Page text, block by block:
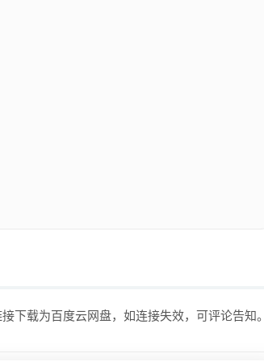
下载为百度云网盘，如连接失效，可评论告知。